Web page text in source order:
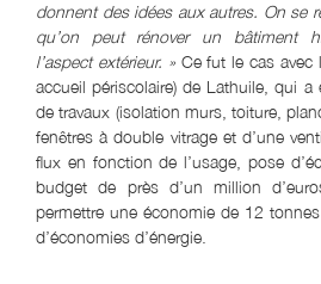
donnent des idées aux autres. On se
qu’on peut rénover un bâtiment
l’aspect extérieur. »Ce fut le cas avec
accueil périscolaire) de Lathuile, qui
de travaux (isolation murs, toiture,
fenêtres à double vitrage et d’une
flux en fonction de l’usage, pose
budget de près d’un million
permettre une économie de 12
d’économies d’énergie.